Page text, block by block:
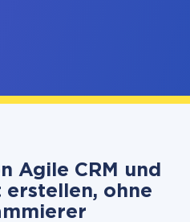
Agile CRM und
erstellen, ohne